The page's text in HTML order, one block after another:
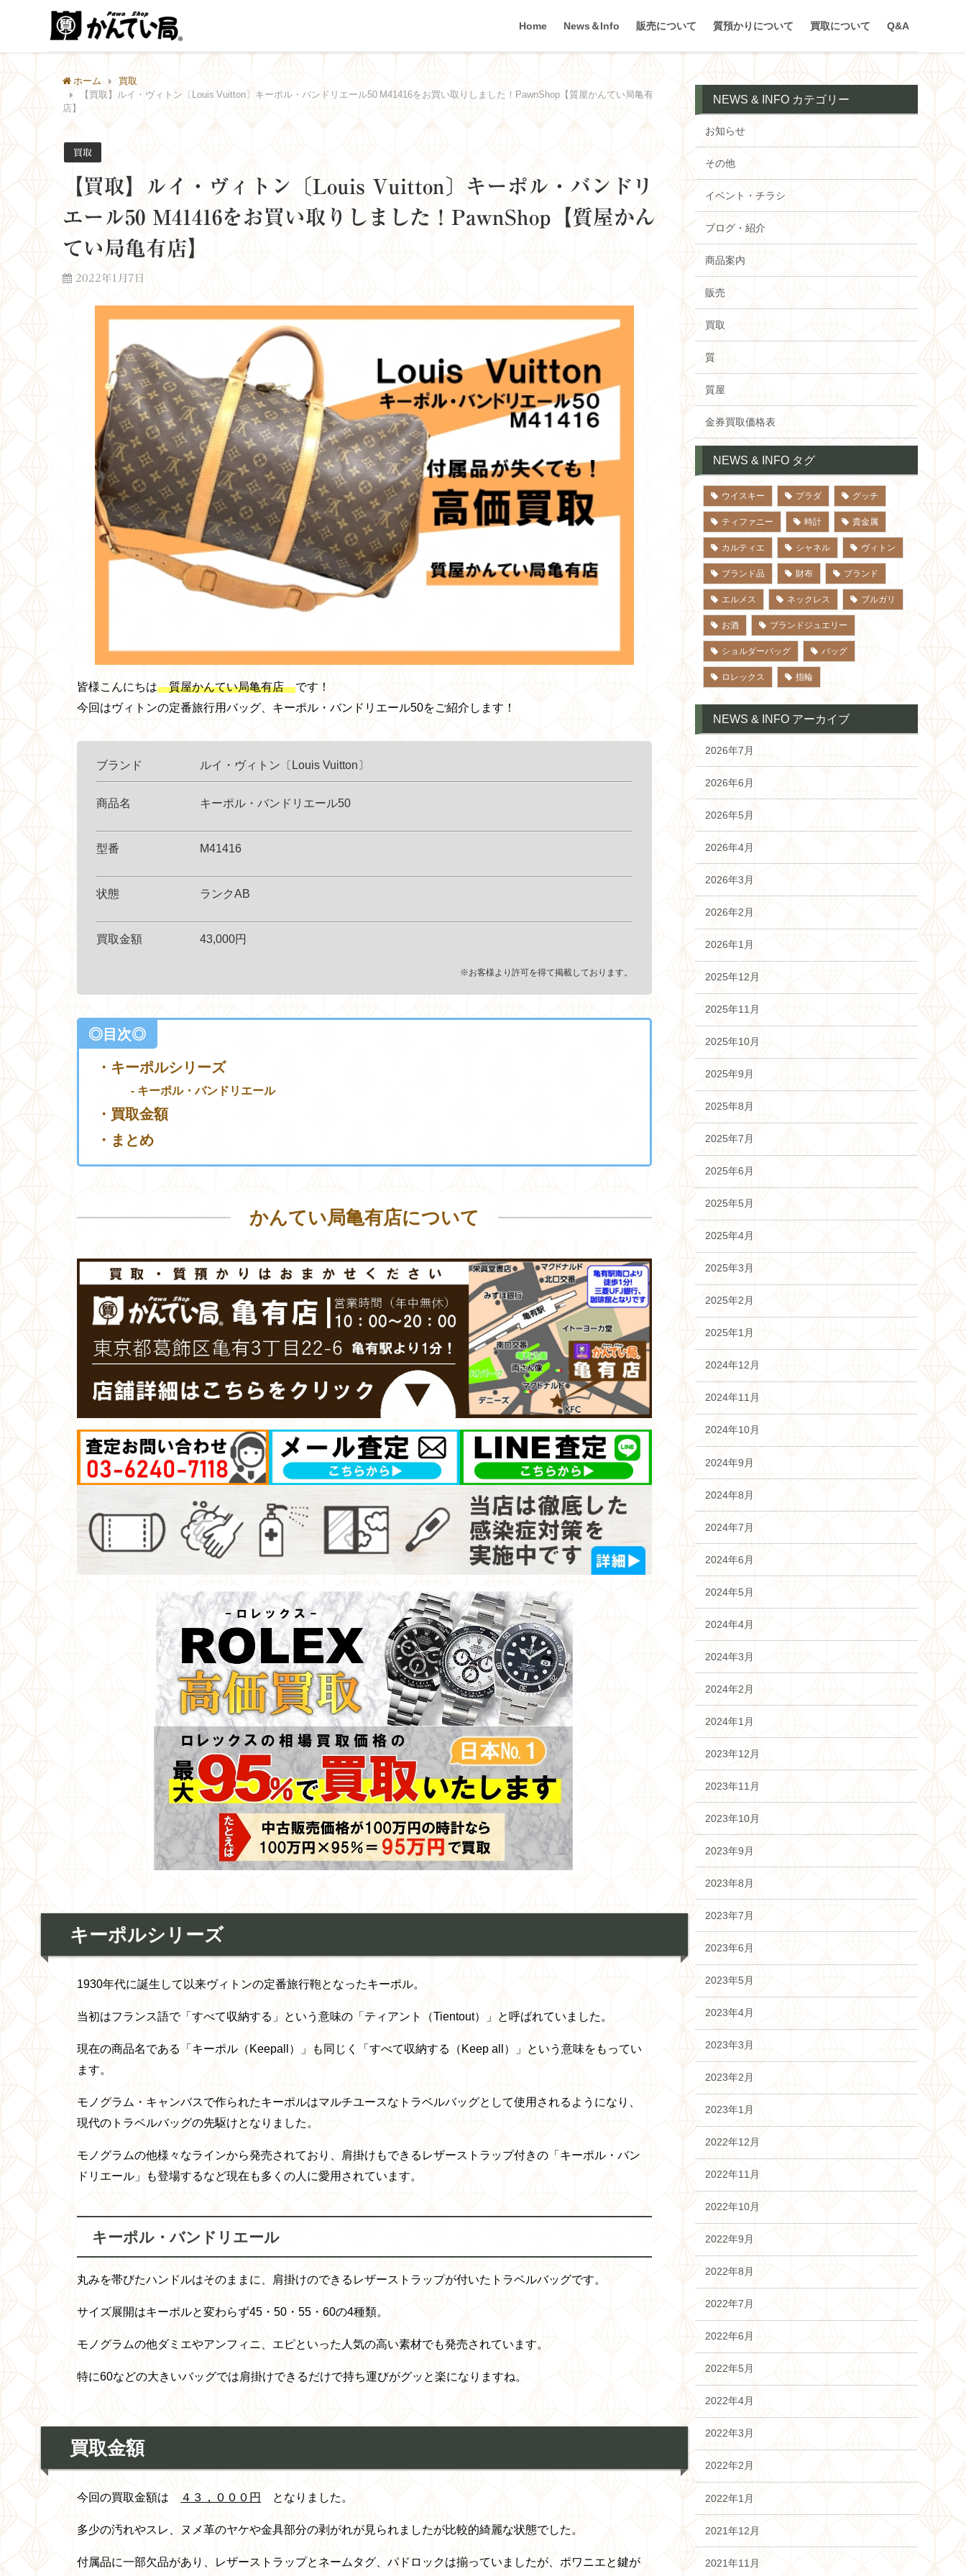
Home News＆Info 販売について 質預かりについて 買取について Q&A
ホーム
買取
【買取】ルイ・ヴィトン〔Louis Vuitton〕キーポル・バンドリエール50 M41416をお買い取りしました！PawnShop【質屋かんてい局亀有
店】
買取
【買取】ルイ・ヴィトン〔Louis Vuitton〕キーポル・バンドリ
エール50 M41416をお買い取りしました！PawnShop【質屋かん
てい局亀有店】
2022年1月7日
皆様こんにちは質屋かんてい局亀有店です！
今回はヴィトンの定番旅行用バッグ、キーポル・バンドリエール50をご紹介します！
ブランド ルイ・ヴィトン〔Louis Vuitton〕
商品名 キーポル・バンドリエール50
型番 M41416
状態 ランクAB
買取金額 43,000円
※お客様より許可を得て掲載しております。
◎目次◎
・キーポルシリーズ
- キーポル・バンドリエール
・買取金額
・まとめ
かんてい局亀有店について
キーポルシリーズ
1930年代に誕生して以来ヴィトンの定番旅行鞄となったキーポル。
当初はフランス語で「すべて収納する」という意味の「ティアント（Tientout）」と呼ばれていました。
現在の商品名である「キーポル（Keepall）」も同じく「すべて収納する（Keep all）」という意味をもってい
ます。
モノグラム・キャンバスで作られたキーポルはマルチユースなトラベルバッグとして使用されるようになり、
現代のトラベルバッグの先駆けとなりました。
モノグラムの他様々なラインから発売されており、肩掛けもできるレザーストラップ付きの「キーポル・バン
ドリエール」も登場するなど現在も多くの人に愛用されています。
キーポル・バンドリエール
丸みを帯びたハンドルはそのままに、肩掛けのできるレザーストラップが付いたトラベルバッグです。
サイズ展開はキーポルと変わらず45・50・55・60の4種類。
モノグラムの他ダミエやアンフィニ、エピといった人気の高い素材でも発売されています。
特に60などの大きいバッグでは肩掛けできるだけで持ち運びがグッと楽になりますね。
買取金額
今回の買取金額は ４３，０００円 となりました。
多少の汚れやスレ、ヌメ革のヤケや金具部分の剥がれが見られましたが比較的綺麗な状態でした。
付属品に一部欠品があり、レザーストラップとネームタグ、パドロックは揃っていましたが、ポワニエと鍵が
NEWS & INFO カテゴリー
お知らせ
その他
イベント・チラシ
ブログ・紹介
商品案内
販売
買取
質
質屋
金券買取価格表
NEWS & INFO タグ
ウイスキー プラダ グッチ
ティファニー 時計 貴金属
カルティエ シャネル ヴィトン
ブランド品 財布 ブランド
エルメス ネックレス ブルガリ
お酒 ブランドジュエリー
ショルダーバッグ バッグ
ロレックス 指輪
NEWS & INFO アーカイブ
2026年7月
2026年6月
2026年5月
2026年4月
2026年3月
2026年2月
2026年1月
2025年12月
2025年11月
2025年10月
2025年9月
2025年8月
2025年7月
2025年6月
2025年5月
2025年4月
2025年3月
2025年2月
2025年1月
2024年12月
2024年11月
2024年10月
2024年9月
2024年8月
2024年7月
2024年6月
2024年5月
2024年4月
2024年3月
2024年2月
2024年1月
2023年12月
2023年11月
2023年10月
2023年9月
2023年8月
2023年7月
2023年6月
2023年5月
2023年4月
2023年3月
2023年2月
2023年1月
2022年12月
2022年11月
2022年10月
2022年9月
2022年8月
2022年7月
2022年6月
2022年5月
2022年4月
2022年3月
2022年2月
2022年1月
2021年12月
2021年11月